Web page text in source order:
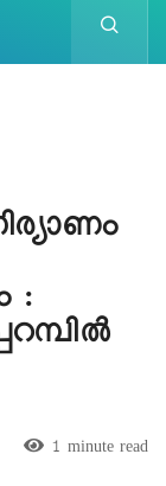
:
1 minute read